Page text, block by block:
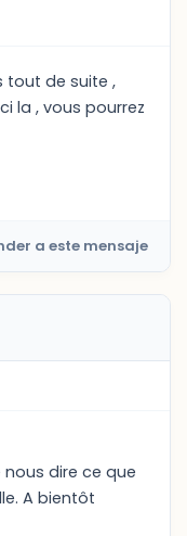
tout de suite ,
la , vous pourrez
a este mensaje
nous dire ce que
A bientôt